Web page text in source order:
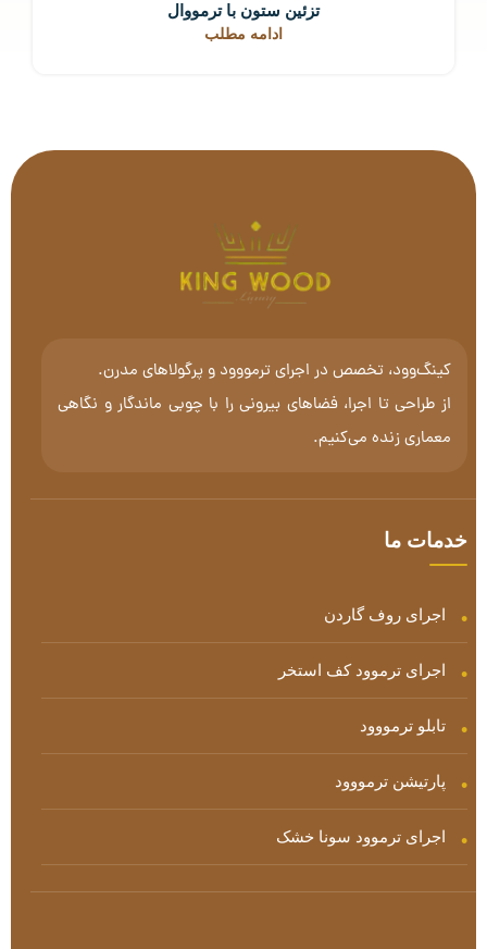
تزئین ستون با ترمووال
ادامه مطلب
کینگ‌وود، تخصص در اجرای ترمووود و پرگولاهای مدرن.
از طراحی تا اجرا، فضاهای بیرونی را با چوبی ماندگار و نگاهی
معماری زنده می‌کنیم.
خدمات ما
اجرای روف گاردن
اجرای ترموود کف استخر
تابلو ترمووود
پارتیشن ترمووود
اجرای ترموود سونا خشک